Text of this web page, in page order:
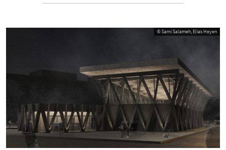
© Sami Salameh, Elias Heyen